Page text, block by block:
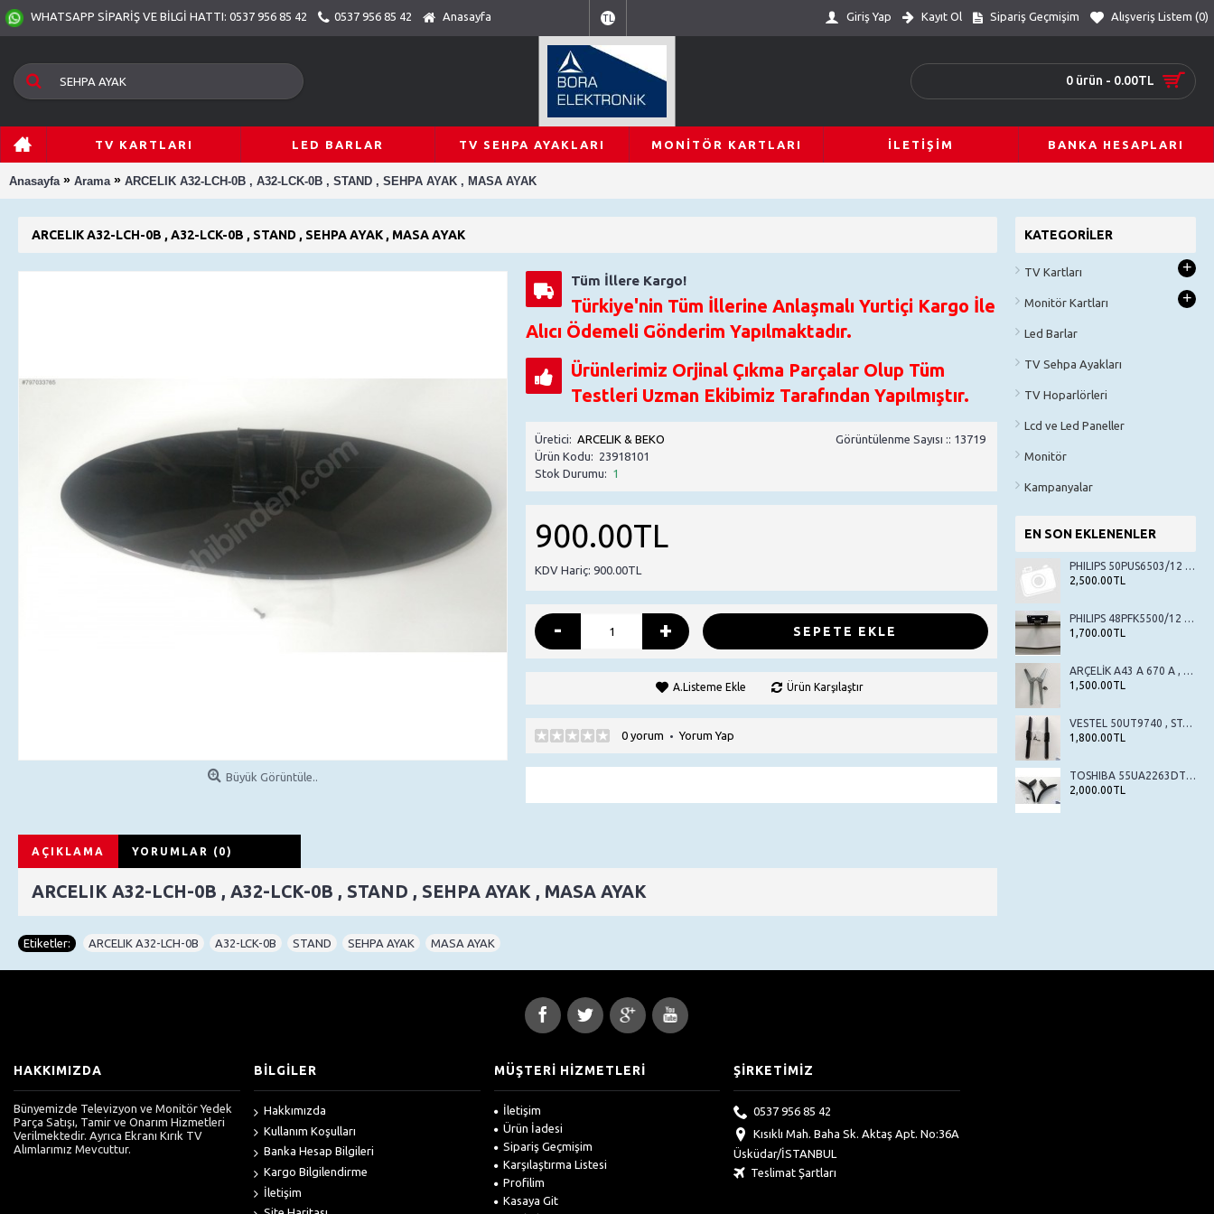
WHATSAPP SİPARİŞ VE BİLGİ HATTI: 0537 956 85 42 0537 956 85 42 Anasayfa TL Giriş Yap Kayıt Ol Sipariş Geçmişim Alışveriş Listem (0)
0 ürün - 0.00TL
TV KARTLARI LED BARLAR TV SEHPA AYAKLARI MONITÖR KARTLARI İLETIŞIM BANKA HESAPLARI
Anasayfa » Arama » ARCELIK A32-LCH-0B , A32-LCK-0B , STAND , SEHPA AYAK , MASA AYAK
KATEGORILER
TV Kartları +
Monitör Kartları +
Led Barlar
TV Sehpa Ayakları
TV Hoparlörleri
Lcd ve Led Paneller
Monitör
Kampanyalar
EN SON EKLENENLER
PHILIPS 50PUS6503/12 , STAND , TV AYAK , SEHPA AYAK
2,500.00TL
PHILIPS 48PFK5500/12 , STAND , TV AYAK , SEHPA AYAK
1,700.00TL
ARÇELİK A43 A 670 A , BEKO B43 A 670 A , STAND , TV AYAK , SEHPA AYAK
1,500.00TL
VESTEL 50UT9740 , STAND , TV AYAK , SEHPA AYAK
1,800.00TL
TOSHIBA 55UA2263DT , STAND , TV AYAK , SEHPA AYAK
2,000.00TL
ARCELIK A32-LCH-0B , A32-LCK-0B , STAND , SEHPA AYAK , MASA AYAK
Büyük Görüntüle..
Tüm İllere Kargo!
Türkiye'nin Tüm İllerine Anlaşmalı Yurtiçi Kargo İle
Alıcı Ödemeli Gönderim Yapılmaktadır.
Ürünlerimiz Orjinal Çıkma Parçalar Olup Tüm
Testleri Uzman Ekibimiz Tarafından Yapılmıştır.
Görüntülenme Sayısı :: 13719
Üretici: ARCELIK & BEKO
Ürün Kodu: 23918101
Stok Durumu: 1
900.00TL
KDV Hariç: 900.00TL
- + SEPETE EKLE
A.Listeme Ekle Ürün Karşılaştır
0 yorum •Yorum Yap
AÇIKLAMA YORUMLAR (0)
ARCELIK A32-LCH-0B , A32-LCK-0B , STAND , SEHPA AYAK , MASA AYAK
Etiketler: ARCELIK A32-LCH-0B A32-LCK-0B STAND SEHPA AYAK MASA AYAK
HAKKIMIZDA
Bünyemizde Televizyon ve Monitör Yedek
Parça Satışı, Tamir ve Onarım Hizmetleri
Verilmektedir. Ayrıca Ekranı Kırık TV
Alımlarımız Mevcuttur.
BİLGİLER
Hakkımızda
Kullanım Koşulları
Banka Hesap Bilgileri
Kargo Bilgilendirme
İletişim
MÜŞTERİ HİZMETLERİ
İletişim
Ürün İadesi
Sipariş Geçmişim
Karşılaştırma Listesi
Profilim
Kasaya Git
ŞİRKETİMİZ
0537 956 85 42
Kısıklı Mah. Baha Sk. Aktaş Apt. No:36A
Üsküdar/İSTANBUL
Teslimat Şartları